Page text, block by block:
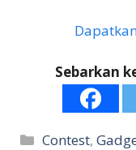
Sebarkan
Categories
Contest,